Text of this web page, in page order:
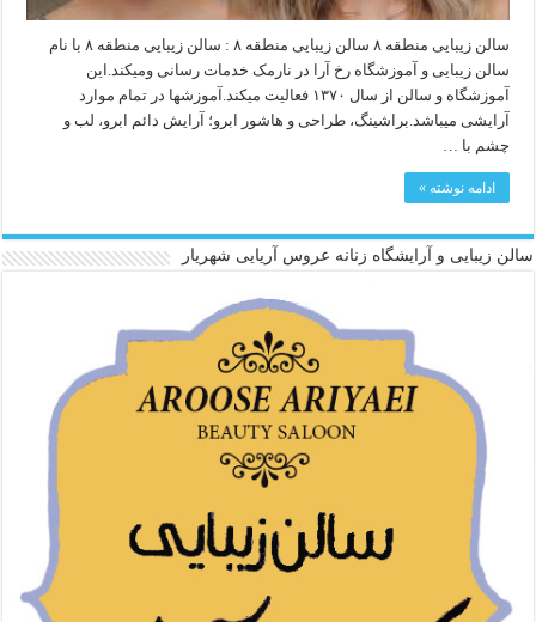
سالن زیبایی منطقه ۸ سالن زیبایی منطقه ۸ : سالن زیبایی منطقه ۸ با نام
سالن زیبایی و آموزشگاه رخ آرا در نارمک خدمات رسانی ومیکند.این
آموزشگاه و سالن از سال ۱۳۷۰ فعالیت میکند.آموزشها در تمام موارد
آرایشی میباشد.براشینگ، طراحی و هاشور ابرو؛ آرایش دائم ابرو، لب و
چشم با …
ادامه نوشته »
سالن زیبایی و آرایشگاه زنانه عروس آریایی شهریار